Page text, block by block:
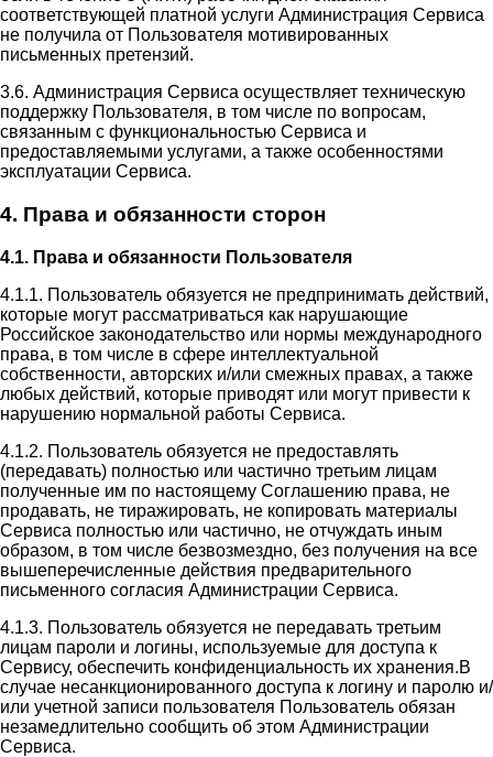
соответствующей платной услуги Администрация Сервиса
не получила от Пользователя мотивированных
письменных претензий.
3.6. Администрация Сервиса осуществляет техническую
поддержку Пользователя, в том числе по вопросам,
связанным с функциональностью Сервиса и
предоставляемыми услугами, а также особенностями
эксплуатации Сервиса.
4. Права и обязанности сторон
4.1. Права и обязанности Пользователя
4.1.1. Пользователь обязуется не предпринимать действий,
которые могут рассматриваться как нарушающие
Российское законодательство или нормы международного
права, в том числе в сфере интеллектуальной
собственности, авторских и/или смежных правах, а также
любых действий, которые приводят или могут привести к
нарушению нормальной работы Сервиса.
4.1.2. Пользователь обязуется не предоставлять
(передавать) полностью или частично третьим лицам
полученные им по настоящему Соглашению права, не
продавать, не тиражировать, не копировать материалы
Сервиса полностью или частично, не отчуждать иным
образом, в том числе безвозмездно, без получения на все
вышеперечисленные действия предварительного
письменного согласия Администрации Сервиса.
4.1.3. Пользователь обязуется не передавать третьим
лицам пароли и логины, используемые для доступа к
Сервису, обеспечить конфиденциальность их хранения.В
случае несанкционированного доступа к логину и паролю и/
или учетной записи пользователя Пользователь обязан
незамедлительно сообщить об этом Администрации
Сервиса.